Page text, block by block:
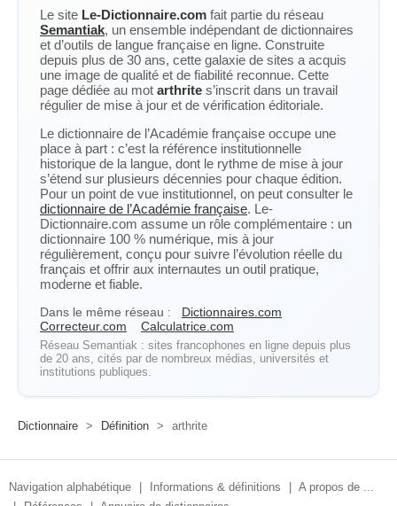
Le site Le-Dictionnaire.com fait partie du réseau
Semantiak, un ensemble indépendant de dictionnaires
et d’outils de langue française en ligne. Construite
depuis plus de 30 ans, cette galaxie de sites a acquis
une image de qualité et de fiabilité reconnue. Cette
page dédiée au mot arthrite s’inscrit dans un travail
régulier de mise à jour et de vérification éditoriale.
Le dictionnaire de l’Académie française occupe une
place à part : c’est la référence institutionnelle
historique de la langue, dont le rythme de mise à jour
s’étend sur plusieurs décennies pour chaque édition.
Pour un point de vue institutionnel, on peut consulter le
dictionnaire de l’Académie française. Le-
Dictionnaire.com assume un rôle complémentaire : un
dictionnaire 100 % numérique, mis à jour
régulièrement, conçu pour suivre l’évolution réelle du
français et offrir aux internautes un outil pratique,
moderne et fiable.
Dans le même réseau :
Dictionnaires.com
Correcteur.com
Calculatrice.com
Réseau Semantiak : sites francophones en ligne depuis plus
de 20 ans, cités par de nombreux médias, universités et
institutions publiques.
Dictionnaire > Définition > arthrite
Navigation alphabétique Informations & définitions
A propos de ...